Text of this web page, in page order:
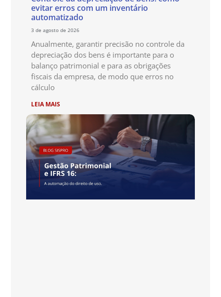
evitar erros com um inventário
automatizado
3 de agosto de 2026
Anualmente, garantir precisão no controle da
depreciação dos bens é importante para o
balanço patrimonial e para as obrigações
fiscais da empresa, de modo que erros no
cálculo
LEIA MAIS